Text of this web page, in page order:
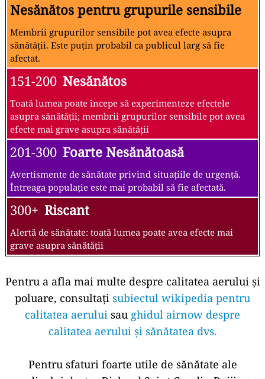
Nesănătos pentru grupurile sensibile
Membrii grupurilor sensibile pot avea efecte asupra
sănătății. Este puțin probabil ca publicul larg să fie
afectat.
151-200 Nesănătos
Toată lumea poate începe să experimenteze efectele
asupra sănătății; membrii grupurilor sensibile pot avea
efecte mai grave asupra sănătății
201-300 Foarte Nesănătoasă
Avertismente de sănătate privind situațiile de urgență.
Întreaga populație este mai probabil să fie afectată.
300+ Riscant
Alertă de sănătate: toată lumea poate avea efecte mai
grave asupra sănătății
Pentru a afla mai multe despre calitatea aerului și
poluare, consultați subiectul wikipedia pentru
calitatea aerului sau ghidul airnow despre
calitatea aerului și sănătatea dvs.
Pentru sfaturi foarte utile de sănătate ale